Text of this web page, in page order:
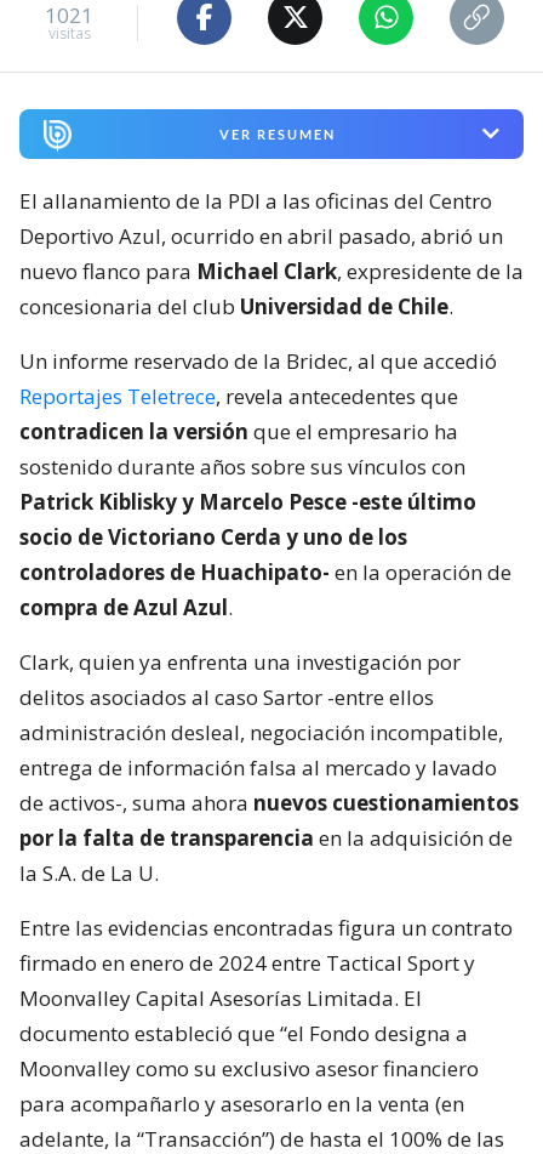
1021
visitas
VER RESUMEN
El allanamiento de la PDI a las oficinas del Centro
Deportivo Azul, ocurrido en abril pasado, abrió un
nuevo flanco para Michael Clark, expresidente de la
concesionaria del club Universidad de Chile.
Un informe reservado de la Bridec, al que accedió
Reportajes Teletrece, revela antecedentes que
contradicen la versión que el empresario ha
sostenido durante años sobre sus vínculos con
Patrick Kiblisky y Marcelo Pesce -este último
socio de Victoriano Cerda y uno de los
controladores de Huachipato- en la operación de
compra de Azul Azul.
Clark, quien ya enfrenta una investigación por
delitos asociados al caso Sartor -entre ellos
administración desleal, negociación incompatible,
entrega de información falsa al mercado y lavado
de activos-, suma ahora nuevos cuestionamientos
por la falta de transparencia en la adquisición de
la S.A. de La U.
Entre las evidencias encontradas figura un contrato
firmado en enero de 2024 entre Tactical Sport y
Moonvalley Capital Asesorías Limitada. El
documento estableció que “el Fondo designa a
Moonvalley como su exclusivo asesor financiero
para acompañarlo y asesorarlo en la venta (en
adelante, la “Transacción”) de hasta el 100% de las